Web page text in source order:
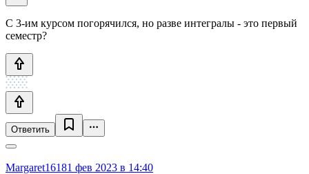
С 3-им курсом погорячился, но разве интегралы - это первый
семестр?
Ответить
Margaret16181 фев 2023 в 14:40